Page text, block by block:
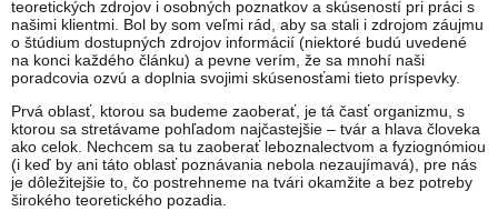
teoretických zdrojov i osobných poznatkov a skúseností pri práci s
našimi klientmi. Bol by som veľmi rád, aby sa stali i zdrojom záujmu
o štúdium dostupných zdrojov informácií (niektoré budú uvedené
na konci každého článku) a pevne verím, že sa mnohí naši
poradcovia ozvú a doplnia svojimi skúsenosťami tieto príspevky.
Prvá oblasť, ktorou sa budeme zaoberať, je tá časť organizmu, s
ktorou sa stretávame pohľadom najčastejšie – tvár a hlava človeka
ako celok. Nechcem sa tu zaoberať leboznalectvom a fyziognómiou
(i keď by ani táto oblasť poznávania nebola nezaujímavá), pre nás
je dôležitejšie to, čo postrehneme na tvári okamžite a bez potreby
širokého teoretického pozadia.